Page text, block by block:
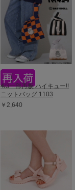
4/3一部再販 ハイキュー!!
ニットバッグ 1103
￥2,640